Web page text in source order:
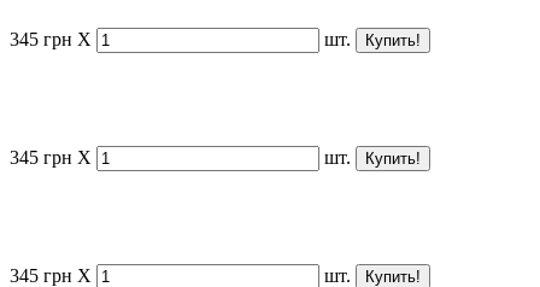
345 грн X шт.
345 грн X шт.
345 грн X шт.